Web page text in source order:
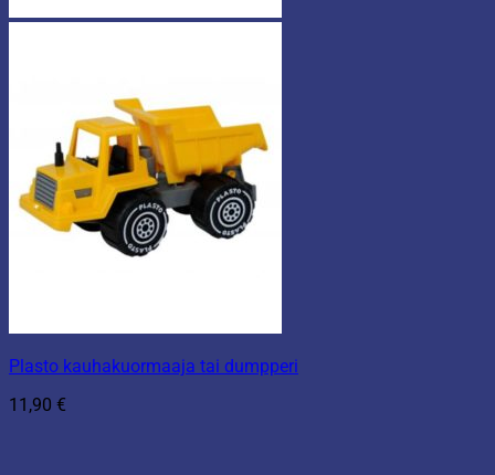
Plasto kauhakuormaaja tai dumpperi
11,90 €